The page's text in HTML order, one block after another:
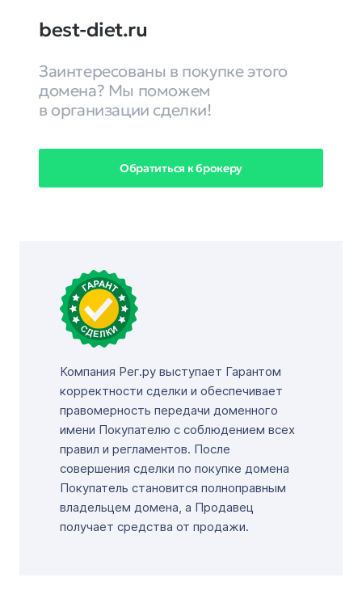
best-diet.ru
Заинтересованы в покупке этого
домена? Мы поможем
в организации сделки!
Обратиться к брокеру
Компания Рег.ру выступает Гарантом
корректности сделки и обеспечивает
правомерность передачи доменного
имени Покупателю с соблюдением всех
правил и регламентов. После
совершения сделки по покупке домена
Покупатель становится полноправным
владельцем домена, а Продавец
получает средства от продажи.